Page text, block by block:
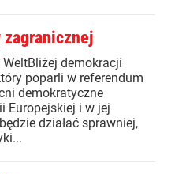
zagranicznej
demokracji
poparli w referendum
demokratyczne
Europejskiej i w jej
działać sprawniej,